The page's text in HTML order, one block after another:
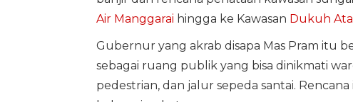
Air Manggarai hingga ke Kawasan Dukuh
Gubernur yang akrab disapa Mas Pram itu
sebagai ruang publik yang bisa dinikmati
pedestrian, dan jalur sepeda santai.